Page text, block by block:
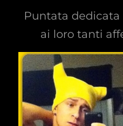
Puntata
ai loro tanti